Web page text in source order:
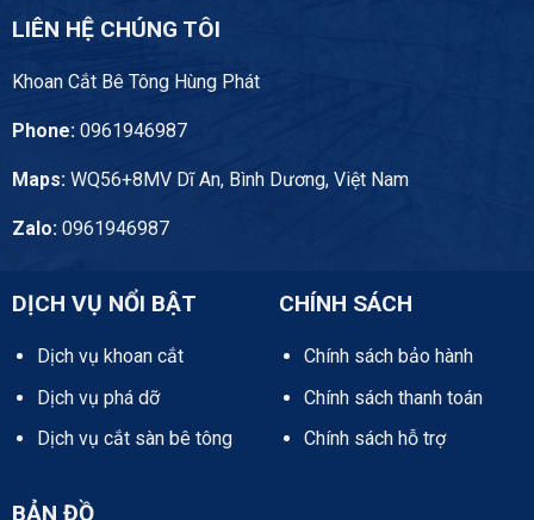
LIÊN HỆ CHÚNG TÔI
Khoan Cắt Bê Tông Hùng Phát
Phone:0961946987
Maps:WQ56+8MV Dĩ An, Bình Dương, Việt Nam
Zalo:0961946987
DỊCH VỤ NỔI BẬT
Dịch vụ khoan cắt
Dịch vụ phá dỡ
Dịch vụ cắt sàn bê tông
CHÍNH SÁCH
Chính sách bảo hành
Chính sách thanh toán
Chính sách hỗ trợ
BẢN ĐỒ